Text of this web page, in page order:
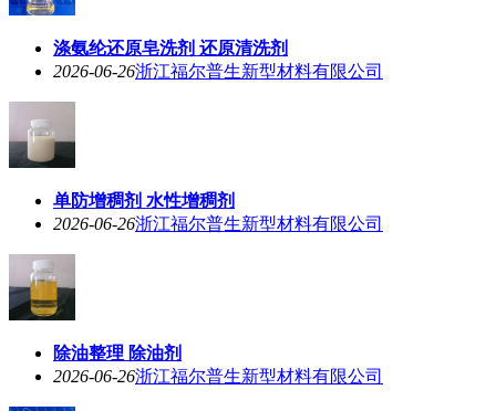
涤氨纶还原皂洗剂 还原清洗剂
2026-06-26浙江福尔普生新型材料有限公司
单防增稠剂 水性增稠剂
2026-06-26浙江福尔普生新型材料有限公司
除油整理 除油剂
2026-06-26浙江福尔普生新型材料有限公司